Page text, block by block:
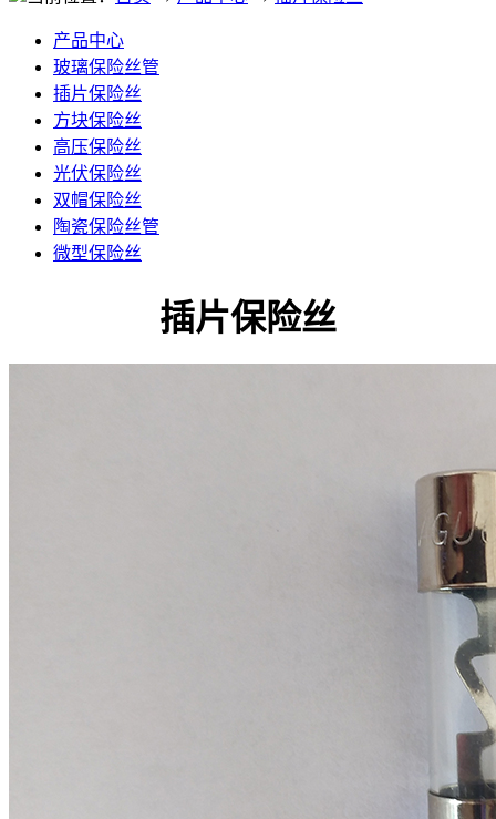
产品中心
玻璃保险丝管
插片保险丝
方块保险丝
高压保险丝
光伏保险丝
双帽保险丝
陶瓷保险丝管
微型保险丝
插片保险丝